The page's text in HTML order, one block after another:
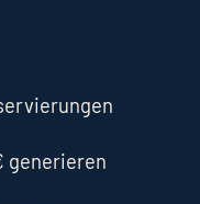
generieren